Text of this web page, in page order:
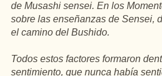
de Musashi sensei. En los
sobre las enseñanzas de Sensei,
el camino del Bushido.
Todos estos factores formaron
sentimiento, que nunca había